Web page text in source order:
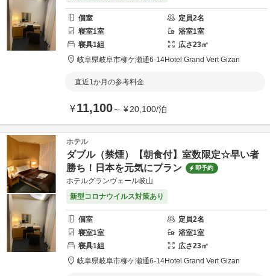
個室 定員2名
寝室1室 浴室1室
寝具1組 広さ23㎡
岐阜県岐阜市柳ケ瀬通6-14Hotel Grand Vert Gizan
直近1か月の参考料金
¥11,100～ ¥20,100/泊
ホテル
ダブル（禁煙）【朝食付】室数限定☆早い者
勝ち！日本を元気にプラン
即予約
ホテルグランヴェール岐山
新型コロナウイルス対策あり
個室 定員2名
寝室1室 浴室1室
寝具1組 広さ23㎡
岐阜県岐阜市柳ケ瀬通6-14Hotel Grand Vert Gizan